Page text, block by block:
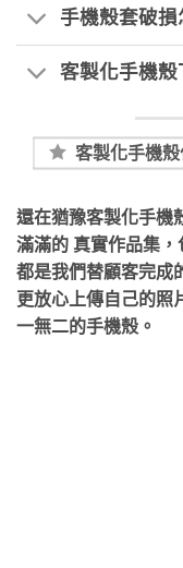
手機殼套破損
客製化手機
客製化手機
還在猶豫客製化手機
滿滿的 真實作品集
都是我們替顧客完成
更放心上傳自己的照
一無二的手機殼。